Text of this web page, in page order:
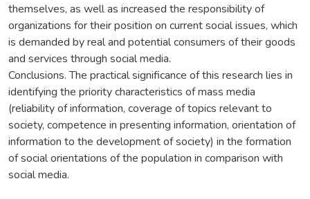
themselves, as well as increased the responsibility of
organizations for their position on current social issues, which
is demanded by real and potential consumers of their goods
and services through social media.
Conclusions. The practical significance of this research lies in
identifying the priority characteristics of mass media
(reliability of information, coverage of topics relevant to
society, competence in presenting information, orientation of
information to the development of society) in the formation
of social orientations of the population in comparison with